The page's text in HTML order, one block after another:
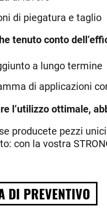
di piegatura e taglio
tenuto conto
a lungo termine
di applicazioni
l’utilizzo ottimale,
producete pezzi
con la vostra
DI PREVENTIVO